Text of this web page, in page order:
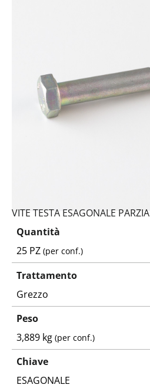
VITE TESTA ESAGONALE
Quantità
25 PZ(per conf.)
Trattamento
Grezzo
Peso
3,889 kg(per conf.)
Chiave
ESAGONALE